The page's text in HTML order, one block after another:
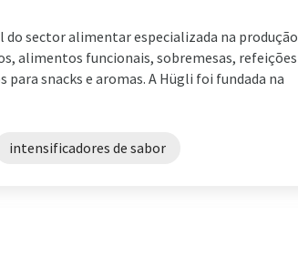
sector alimentar especializada na produção
alimentos funcionais, sobremesas, refeições
snacks e aromas. A Hügli foi fundada na
intensificadores de sabor